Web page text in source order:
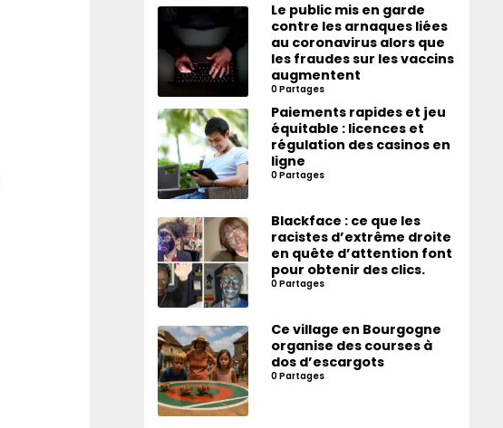
Le public mis en garde
contre les arnaques liées
au coronavirus alors que
les fraudes sur les vaccins
augmentent
0 Partages
Paiements rapides et jeu
équitable : licences et
régulation des casinos en
ligne
0 Partages
Blackface : ce que les
racistes d’extrême droite
en quête d’attention font
pour obtenir des clics.
0 Partages
Ce village en Bourgogne
organise des courses à
dos d’escargots
0 Partages